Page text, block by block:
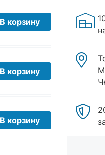
В корзину
В корзину
В корзину
БРТ